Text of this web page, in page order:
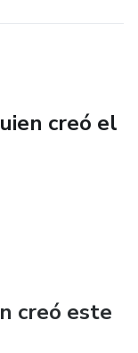
creó el
creó este